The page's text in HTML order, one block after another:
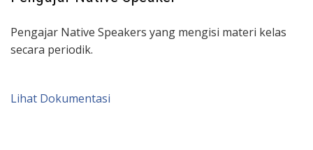
Pengajar Native Speakers yang mengisi materi kelas
secara periodik.
Lihat Dokumentasi